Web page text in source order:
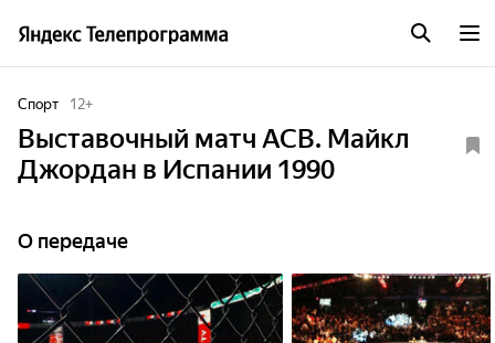
Спорт 12+
Выставочный матч ACB. Майкл
Джордан в Испании 1990
О передаче